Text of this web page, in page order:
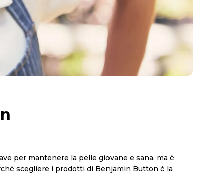
per mantenere la pelle giovane e sana, ma è
scegliere i prodotti di Benjamin Button è la